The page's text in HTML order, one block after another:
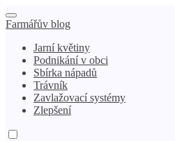
Farmářův blog
Jarní květiny
Podnikání v obci
Sbírka nápadů
Trávník
Zavlažovací systémy
Zlepšení